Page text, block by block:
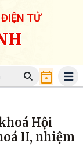
TỬ
Hội
II, nhiệm